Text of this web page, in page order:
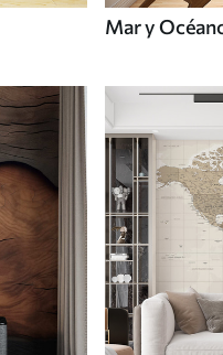
Mar y